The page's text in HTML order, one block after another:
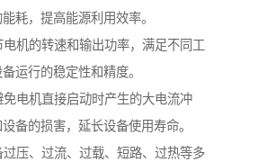
耗，提高能源利用效率。
机的转速和输出功率，满足不同工
运行的稳定性和精度。
电机直接启动时产生的大电流冲
备的损害，延长设备使用寿命。
压、过流、过载、短路、过热等多